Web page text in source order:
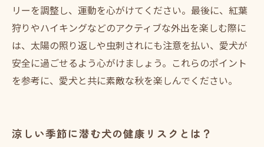
リーを調整し、運動を心がけてください。最後に、紅葉
狩りやハイキングなどのアクティブな外出を楽しむ際に
は、太陽の照り返しや虫刺されにも注意を払い、愛犬が
安全に過ごせるよう心がけましょう。これらのポイント
を参考に、愛犬と共に素敵な秋を楽しんでください。
涼しい季節に潜む犬の健康リスクとは？